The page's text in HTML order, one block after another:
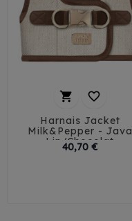
 
Harnais Jacket
Milk&Pepper - Java
Lin/Chocolat
40,70 €Prix